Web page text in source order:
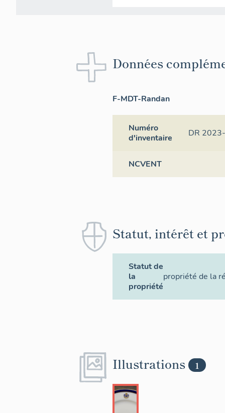
Données
F-MDT-Randan
Numéro
d'inventaire
DR
NCVENT
Statut, intérêt et
Statut de
la
propriété
propriété de la
Illustrations 1